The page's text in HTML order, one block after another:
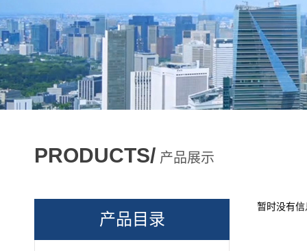
PRODUCTS/ 产品展示
产品目录
暂时没有信